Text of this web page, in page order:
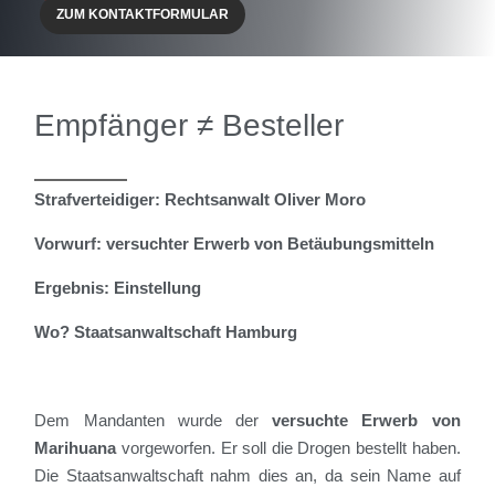
ZUM KONTAKTFORMULAR
Empfänger ≠ Besteller
Strafverteidiger: Rechtsanwalt Oliver Moro
Vorwurf: versuchter Erwerb von Betäubungsmitteln
Ergebnis: Einstellung
Wo? Staatsanwaltschaft Hamburg
Dem Mandanten wurde derversuchte Erwerb von
Marihuanavorgeworfen. Er soll die Drogen bestellt haben.
Die Staatsanwaltschaft nahm dies an, da sein Name auf